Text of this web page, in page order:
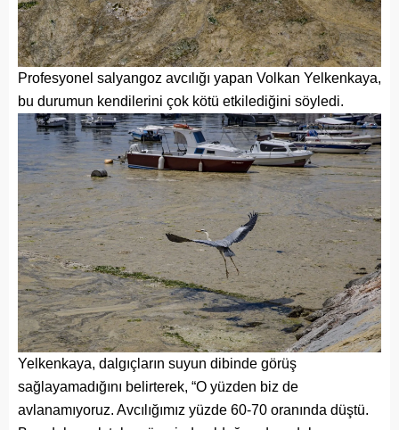
Profesyonel salyangoz avcılığı yapan Volkan Yelkenkaya,
bu durumun kendilerini çok kötü etkilediğini söyledi.
Yelkenkaya, dalgıçların suyun dibinde görüş
sağlayamadığını belirterek, “O yüzden biz de
avlanamıyoruz. Avcılığımız yüzde 60-70 oranında düştü.